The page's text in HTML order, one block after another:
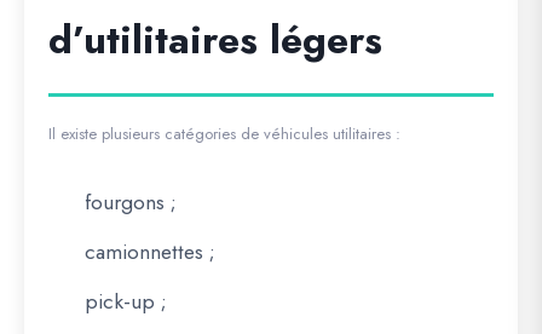
d’utilitaires légers
Il existe plusieurs catégories de véhicules utilitaires :
fourgons ;
camionnettes ;
pick-up ;